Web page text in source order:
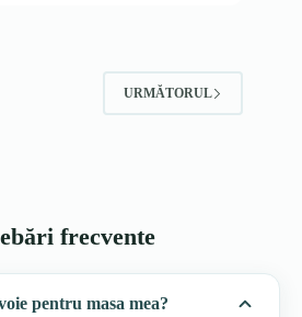
URMĂTORUL
frecvente
pentru masa mea?